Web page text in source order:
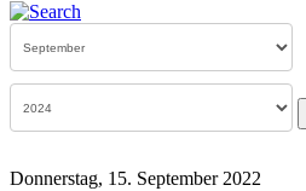
Donnerstag, 15. September 2022